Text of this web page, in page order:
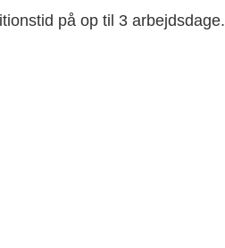
på op til 3 arbejdsdage.